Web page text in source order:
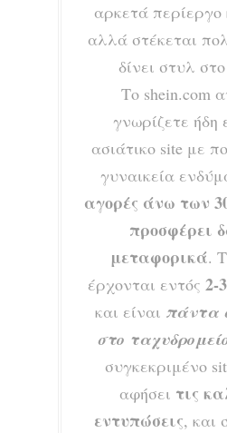
αρκετά περίεργο
αλλά στέκεται
δίνει στυλ
Το shein.com
γνωρίζετε ήδη
ασιάτικο site με
γυναικεία
αγορές άνω των
προσφέρει
μεταφορικά.
έρχονται εντός 2-
και είναι πάντα
στο
συγκεκριμένο
αφήσει τις
εντυπώσεις, και